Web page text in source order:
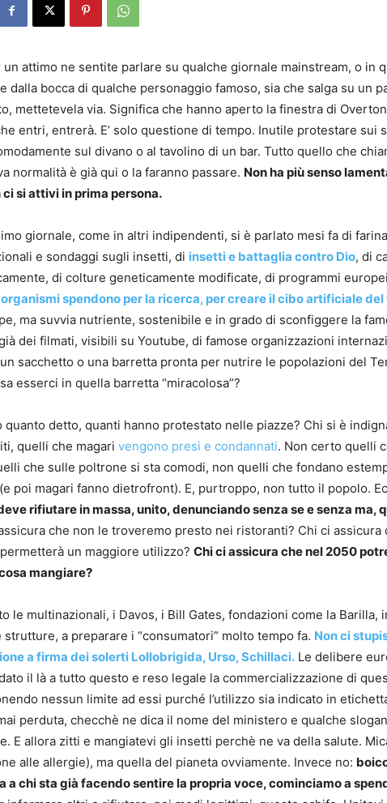
un attimo ne sentite parlare su qualche giornale mainstream, o in
dalla bocca di qualche personaggio famoso, sia che salga su un
mettetevela via. Significa che hanno aperto la finestra di
entri, entrerà. E’ solo questione di tempo. Inutile protestare sui
sul divano o al tavolino di un bar. Tutto quello che
normalità è già qui o la faranno passare. Non ha più senso
ci si attivi in prima persona.
giornale, come in altri indipendenti, si è parlato mesi fa di
e sondaggi sugli insetti, di insetti e battaglia contro Dio, di
di colture geneticamente modificate, di programmi
spendono per la ricerca, per creare il cibo artificiale
ma suvvia nutriente, sostenibile e in grado di sconfiggere la
dei filmati, visibili su Youtube, di famose organizzazioni
sacchetto o una barretta pronta per nutrire le popolazioni del
esserci in quella barretta “miracolosa”?
quanto detto, quanti hanno protestato nelle piazze? Chi si è
quelli che magari vengono presi e condannati. Non certo quelli
che sulle poltrone si sta comodi, non quelli che fondano
poi magari fanno dietrofront). E, purtroppo, non tutto il popolo.
rifiutare in massa, unito, denunciando senza se e senza ma,
che non le troveremo presto nei ristoranti? Chi ci assicura
un maggiore utilizzo? Chi ci assicura che nel 2050
mangiare?
le multinazionali, i Davos, i Bill Gates, fondazioni come la Barilla,
a preparare i “consumatori” molto tempo fa. Non ci
a firma dei solerti Lollobrigida, Urso, Schillaci. Le delibere
il là a tutto questo e reso legale la commercializzazione di
nessun limite ad essi purché l’utilizzo sia indicato in
perduta, checchè ne dica il nome del ministero e qualche
E allora zitti e mangiatevi gli insetti perchè ne va della salute.
alle allergie), ma quella del pianeta ovviamente. Invece no:
a chi sta già facendo sentire la propria voce, cominciamo a